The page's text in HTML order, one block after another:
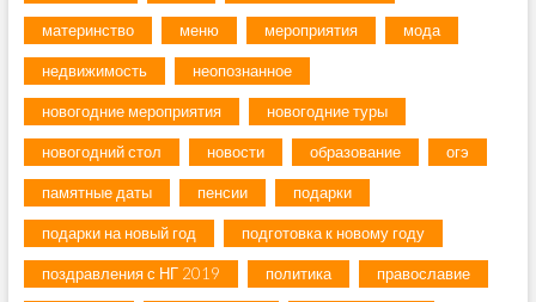
материнство меню мероприятия мода
недвижимость неопознанное
новогодние мероприятия новогодние туры
новогодний стол новости образование огэ
памятные даты пенсии подарки
подарки на новый год подготовка к новому году
поздравления с НГ 2019 политика православие